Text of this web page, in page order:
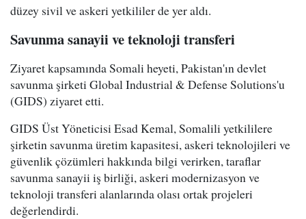
düzey sivil ve askeri yetkililer de yer aldı.
Savunma sanayii ve teknoloji transferi
Ziyaret kapsamında Somali heyeti, Pakistan'ın devlet
savunma şirketi Global Industrial & Defense Solutions'u
(GIDS) ziyaret etti.
GIDS Üst Yöneticisi Esad Kemal, Somalili yetkililere
şirketin savunma üretim kapasitesi, askeri teknolojileri ve
güvenlik çözümleri hakkında bilgi verirken, taraflar
savunma sanayii iş birliği, askeri modernizasyon ve
teknoloji transferi alanlarında olası ortak projeleri
değerlendirdi.